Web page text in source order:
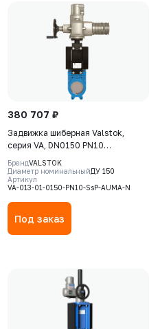
380 707 ₽
Задвижка шиберная Valstok,
серия VA, DN0150 PN10
невыдвижной шток, корпус GJS-
400-15 (GGG40), нож AISI 304,
NBR, Электропривод AUMA SA
БрендVALSTOK
Диаметр номинальныйДУ 150
Артикул
VA-013-01-0150-PN10-SsP-AUMA-N
Под заказ